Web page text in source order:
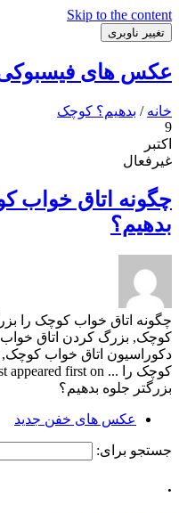
Skip to the content
تغییر ناوبری
عکس های
خانه / بدهیم؟ کوچک
9
اکتبر
غیرفعال
چگونه اتاق خواب
بدهیم؟
چگونه اتاق خواب کوچک را
کوچک, بزرگ کردن اتاق
دکوراسیون اتاق خواب کوچک,
بزرگتر جلوه بدهیم؟
عکس های خفن جدید
جستجو برای:
.